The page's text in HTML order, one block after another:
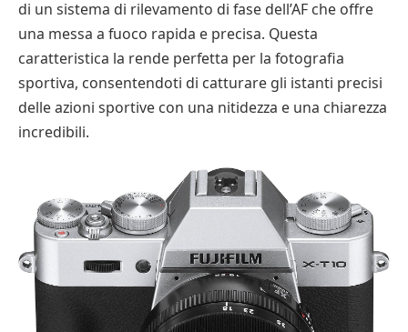
di un sistema di rilevamento di fase dell’AF che offre
una messa a fuoco rapida e precisa. Questa
caratteristica la rende perfetta per la fotografia
sportiva, consentendoti di catturare gli istanti precisi
delle azioni sportive con una nitidezza e una chiarezza
incredibili.